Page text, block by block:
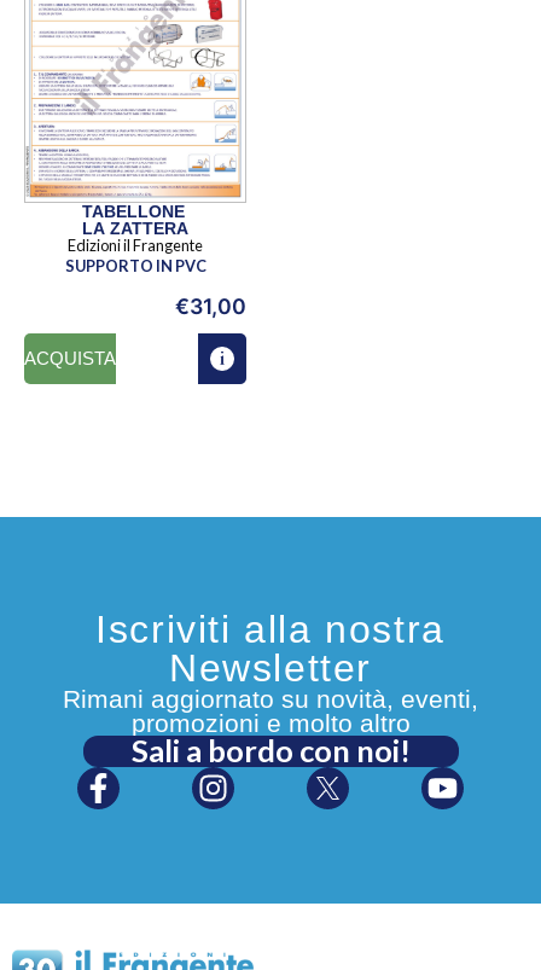
TABELLONE
LA ZATTERA
Edizioni il Frangente
SUPPORTO IN PVC
€31,00
ACQUISTA
Iscriviti alla nostra
Newsletter
Rimani aggiornato su novità, eventi,
promozioni e molto altro
Sali a bordo con noi!